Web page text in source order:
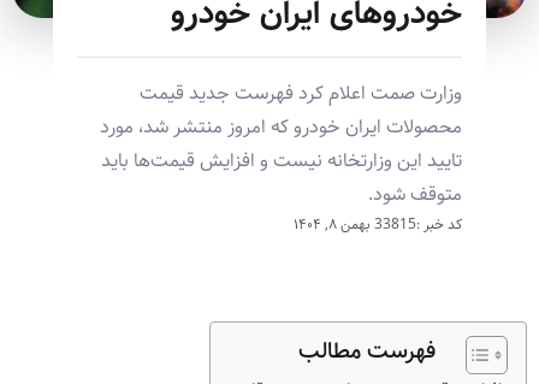
خودروهای ایران خودرو
وزارت صمت اعلام کرد فهرست جدید قیمت
محصولات ایران خودرو که امروز منتشر شد، مورد
تایید این وزارتخانه نیست و افزایش قیمت‌ها باید
متوقف شود.
کد خبر :33815 بهمن ۸, ۱۴۰۴
فهرست مطالب